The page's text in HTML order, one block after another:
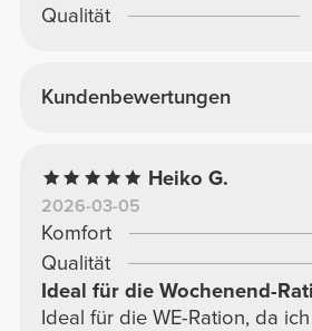
Qualität
Kundenbewertungen
Heiko G.
2026-03-05
Komfort
Qualität
Ideal für die Wochenend-
Ideal für die WE-Ration, da